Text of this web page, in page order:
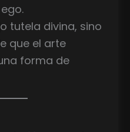
tutela divina, sino
que el arte
forma de